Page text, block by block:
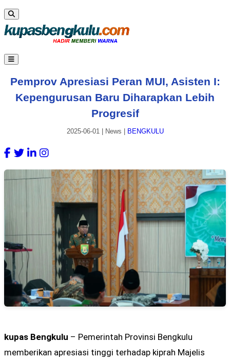
Pemprov Apresiasi Peran MUI, Asisten I:
Kepengurusan Baru Diharapkan Lebih
Progresif
2025-06-01| News BENGKULU
kupas Bengkulu – Pemerintah Provinsi Bengkulu
memberikan apresiasi tinggi terhadap kiprah Majelis